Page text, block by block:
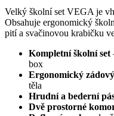
Velký školní set VEGA je
Obsahuje ergonomický
pití a svačinovou krabičku
Kompletní školní set
box
Ergonomický
těla
Hrudní a bederní
Dvě prostorné